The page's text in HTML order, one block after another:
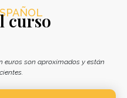
curso
euros son aproximados y están